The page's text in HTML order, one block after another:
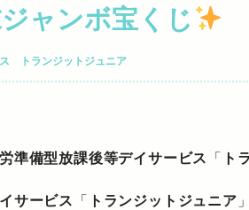
ャンボ宝くじ
トランジットジュニア
準備型放課後等デイサービス 「 ト
サービス 「 トランジットジュニア